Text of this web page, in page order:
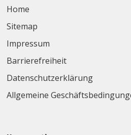
Home
Sitemap
Impressum
Barrierefreiheit
Datenschutzerklärung
Allgemeine